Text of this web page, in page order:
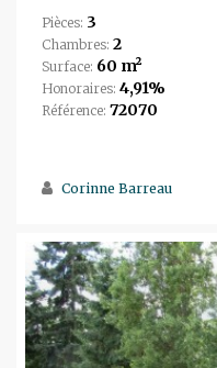
Pièces: 3
Chambres: 2
Surface: 60 m²
Honoraires: 4,91%
Référence: 72070
Corinne Barreau